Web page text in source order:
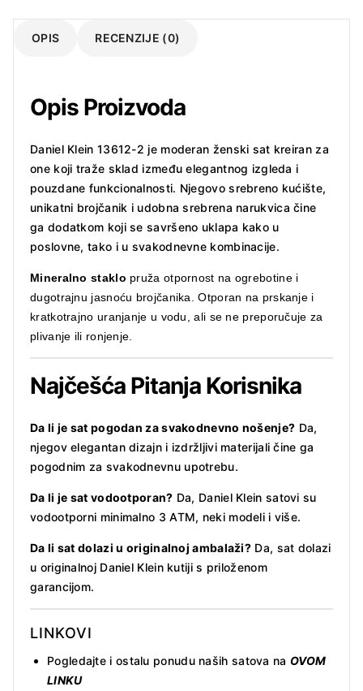
OPIS RECENZIJE (0)
Opis Proizvoda
Daniel Klein 13612-2 je moderan ženski sat kreiran za
one koji traže sklad između elegantnog izgleda i
pouzdane funkcionalnosti. Njegovo srebreno kućište,
unikatni brojčanik i udobna srebrena narukvica čine
ga dodatkom koji se savršeno uklapa kako u
poslovne, tako i u svakodnevne kombinacije.
Mineralno staklo pruža otpornost na ogrebotine i
dugotrajnu jasnoću brojčanika.Otporan na prskanje i
kratkotrajno uranjanje u vodu, ali se ne preporučuje za
plivanje ili ronjenje.
Najčešća Pitanja Korisnika
Da li je sat pogodan za svakodnevno nošenje? Da,
njegov elegantan dizajn i izdržljivi materijali čine ga
pogodnim za svakodnevnu upotrebu.
Da li je sat vodootporan? Da, Daniel Klein satovi su
vodootporni minimalno 3 ATM, neki modeli i više.
Da li sat dolazi u originalnoj ambalaži? Da, sat dolazi
u originalnoj Daniel Klein kutiji s priloženom
garancijom.
LINKOVI
Pogledajte i ostalu ponudu naših satova na OVOM
LINKU